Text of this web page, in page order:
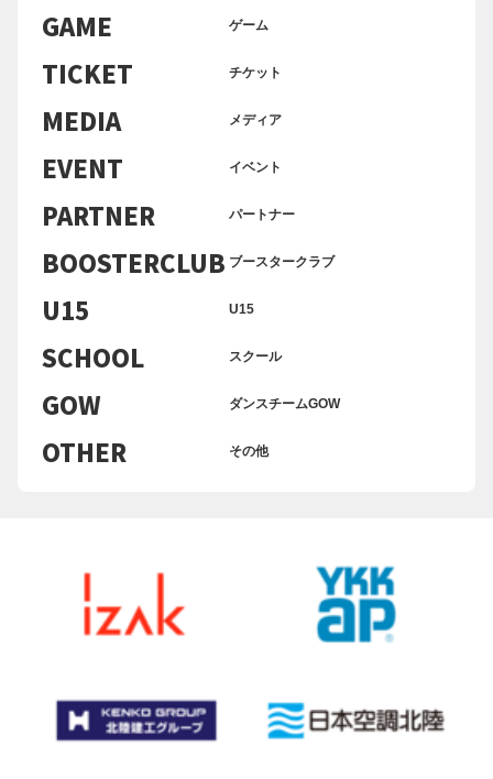
GAME ゲーム
TICKET チケット
MEDIA メディア
EVENT イベント
PARTNER パートナー
BOOSTERCLUB ブースタークラブ
U15 U15
SCHOOL スクール
GOW ダンスチームGOW
OTHER その他